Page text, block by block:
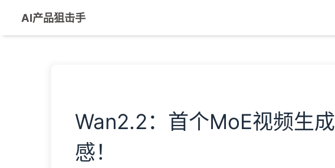
AI产品狙击手
Wan2.2：首个MoE视频生
感！